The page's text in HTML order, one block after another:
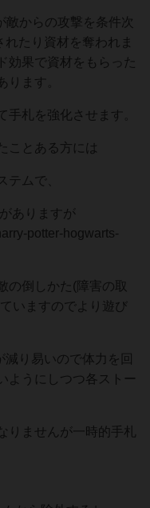
からの攻撃を条件次
たり資材を奪われま
果で資材をもらった
ります。
手札を強化させます。
ことある方には
テムで、
ありますが
potter-hogwarts-
の倒しかた(障害の取
いますのでより遊び
り易いので体力を回
ようにしつつ各ストー
ませんが一時的手札